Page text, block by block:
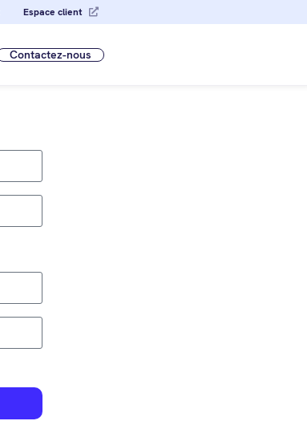
Espace client
Contactez-nous